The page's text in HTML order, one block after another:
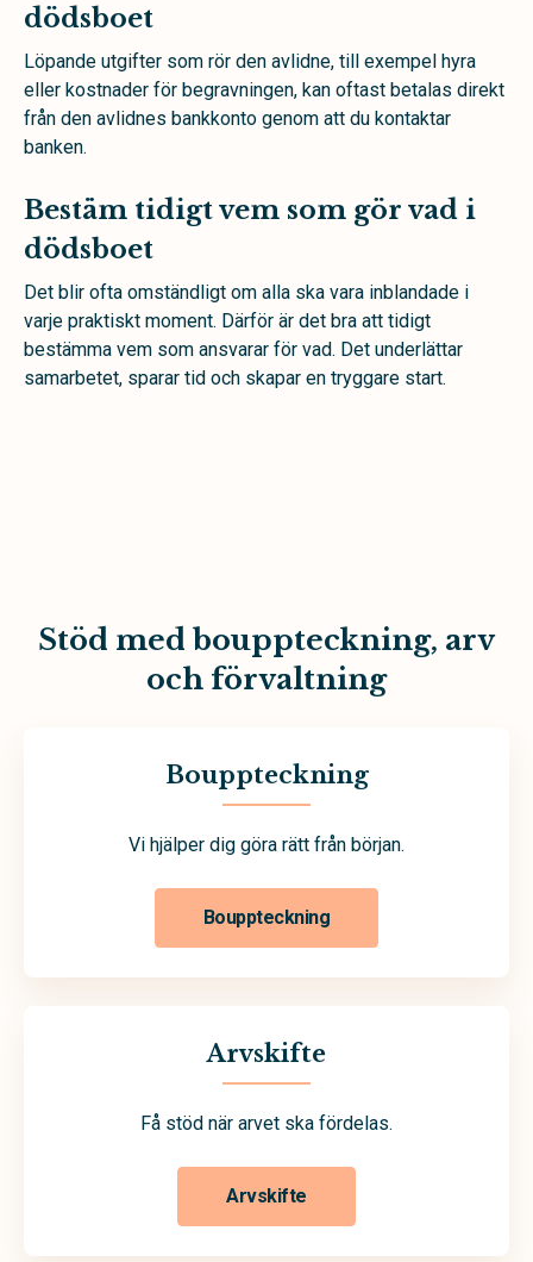
dödsboet
Löpande utgifter som rör den avlidne, till exempel hyra
eller kostnader för begravningen, kan oftast betalas direkt
från den avlidnes bankkonto genom att du kontaktar
banken.
Bestäm tidigt vem som gör vad i
dödsboet
Det blir ofta omständligt om alla ska vara inblandade i
varje praktiskt moment. Därför är det bra att tidigt
bestämma vem som ansvarar för vad. Det underlättar
samarbetet, sparar tid och skapar en tryggare start.
Stöd med bouppteckning, arv
och förvaltning
Bouppteckning
Vi hjälper dig göra rätt från början.
Bouppteckning
Arvskifte
Få stöd när arvet ska fördelas.
Arvskifte